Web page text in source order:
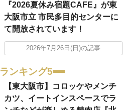
『2026夏休み宿題CAFE』が東
大阪市立 市民多目的センターに
て開放されています！
2026年7月26日(日)の記事
ランキング5
【東大阪市】コロッケやメンチ
カツ、イートインスペースでラ